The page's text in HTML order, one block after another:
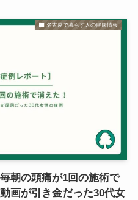
名古屋で暮らす人の健康情報
朝の頭痛が1回の施術で
画が引き金だった30代女